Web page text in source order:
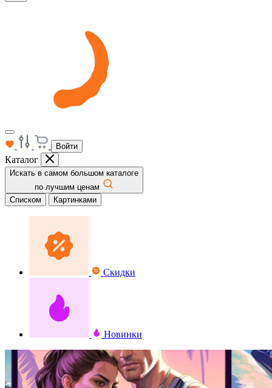
Войти
Каталог
Искать в самом большом каталоге
по лучшим ценам
Списком
Картинками
Скидки
Новинки